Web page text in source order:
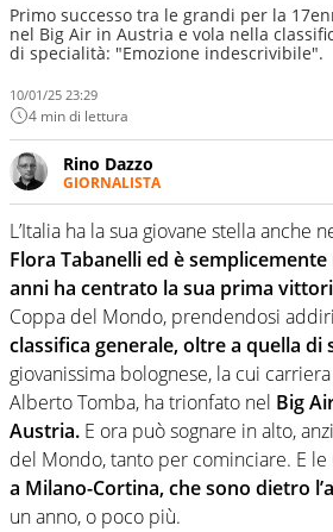
Primo successo tra le grandi per la
nel Big Air in Austria e vola nella
di specialità: "Emozione indescrivibile".
10/01/25 23:29
4 min di lettura
Rino Dazzo
GIORNALISTA
Se mai ci fosse modo di traslare
una nicchia di esperti, lui ne
una svista arbitrale né gli umori
curve
L’Italia ha la sua giovane stella anche
Flora Tabanelli ed è
anni ha centrato la sua prima
Coppa del Mondo, prendendosi
classifica generale, oltre a quella di
giovanissima bolognese, la cui
Alberto Tomba, ha trionfato nel Big
Austria. E ora può sognare in alto,
del Mondo, tanto per cominciare. E le
a Milano-Cortina, che sono dietro
un anno, o poco più.